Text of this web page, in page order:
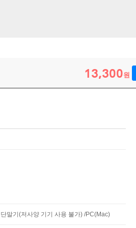
13,300원
말기(저사양 기기 사용 불가) /PC(Mac)